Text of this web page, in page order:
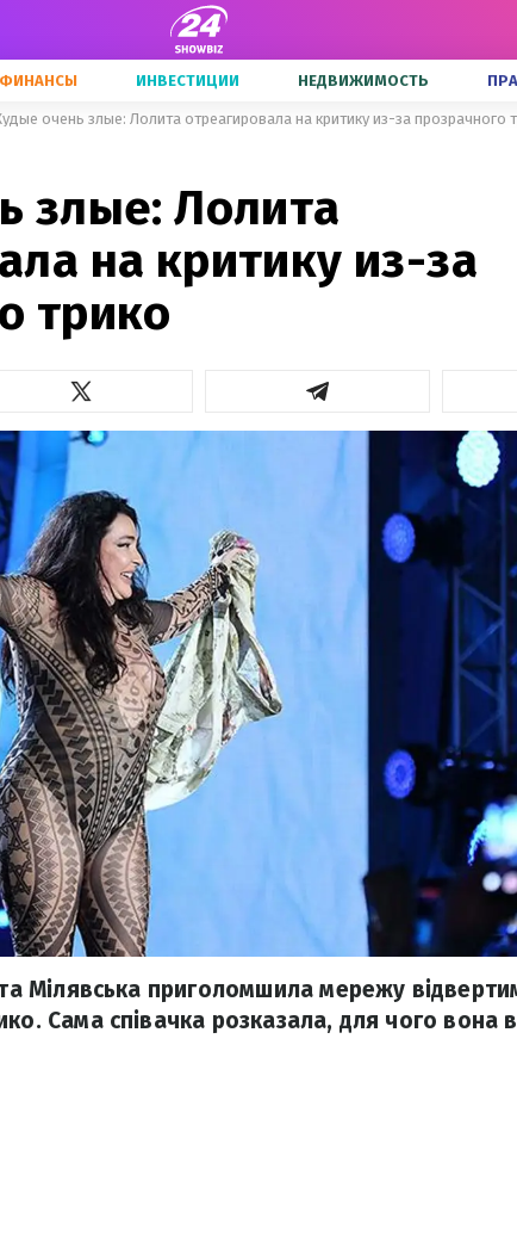
ФИНАНСЫ ИНВЕСТИЦИИ НЕДВИЖИМОСТЬ
очень злые: Лолита отреагировала на критику из-за прозрачного
злые: Лолита
на критику из-за
трико
Мілявська приголомшила мережу
Сама співачка розказала, для чого вона